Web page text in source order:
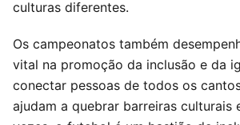
culturas diferentes.
Os campeonatos também
vital na promoção da inclusão e da
conectar pessoas de todos os
ajudam a quebrar barreiras culturais